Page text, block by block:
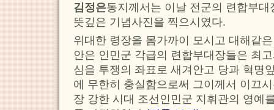
김정은동지께서는 이날 전군의 련합부
뜻깊은 기념사진을 찍으시였다.
위대한 령장을 몸가까이 모시고 대해같
안은 인민군 각급의 련합부대장들은 최
심을 투쟁의 좌표로 새겨안고 당과 혁명
에 무한히 충실함으로써 그이께서 이끄
장 강한 시대 조선인민군 지휘관의 영예